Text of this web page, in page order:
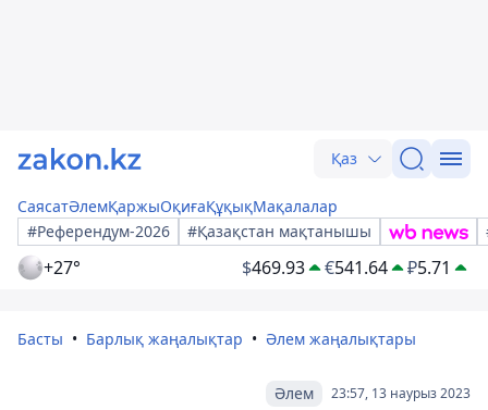
Қаз
СаясатӘлемҚаржыОқиғаҚұқықМақалалар
#Референдум-2026
#Қазақстан мақтанышы
+27° $469.93 €541.64 ₽5.71
Басты Барлық жаңалықтар Әлем жаңалықтары
23:57, 13 наурыз 2023
Әлем